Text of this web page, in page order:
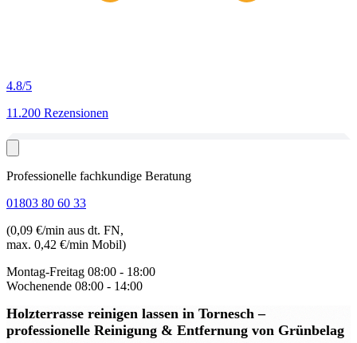
4.8/5
11.200 Rezensionen
Professionelle fachkundige Beratung
01803 80 60 33
(0,09 €/min aus dt. FN,
max. 0,42 €/min Mobil)
Montag-Freitag 08:00 - 18:00
Wochenende 08:00 - 14:00
Holzterrasse reinigen lassen in Tornesch–
professionelle Reinigung & Entfernung von Grünbelag